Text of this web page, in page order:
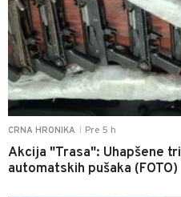
CRNA HRONIKA Pre 5 h
Akcija "Trasa": Uhapšene
automatskih pušaka (FOTO)